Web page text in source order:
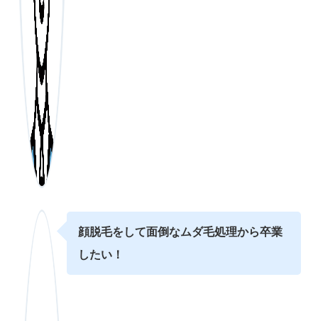
顔脱毛をして面倒なムダ毛処理から卒業
したい！